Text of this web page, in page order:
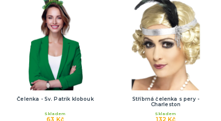
Čelenka - Sv. Patrik klobouk
63 Kč
Skladem
Stříbrná čelenka s pery -
Charleston
132 Kč
Skladem